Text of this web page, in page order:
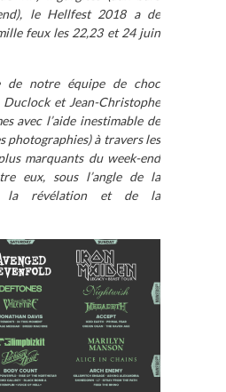
le Hellfest 2018 a de
feux les 22,23 et 24 juin
de notre équipe de choc
et Jean-Christophe
avec l’aide inestimable de
photographies) à travers les
marquants du week-end
eux, sous l’angle de la
la révélation et de la